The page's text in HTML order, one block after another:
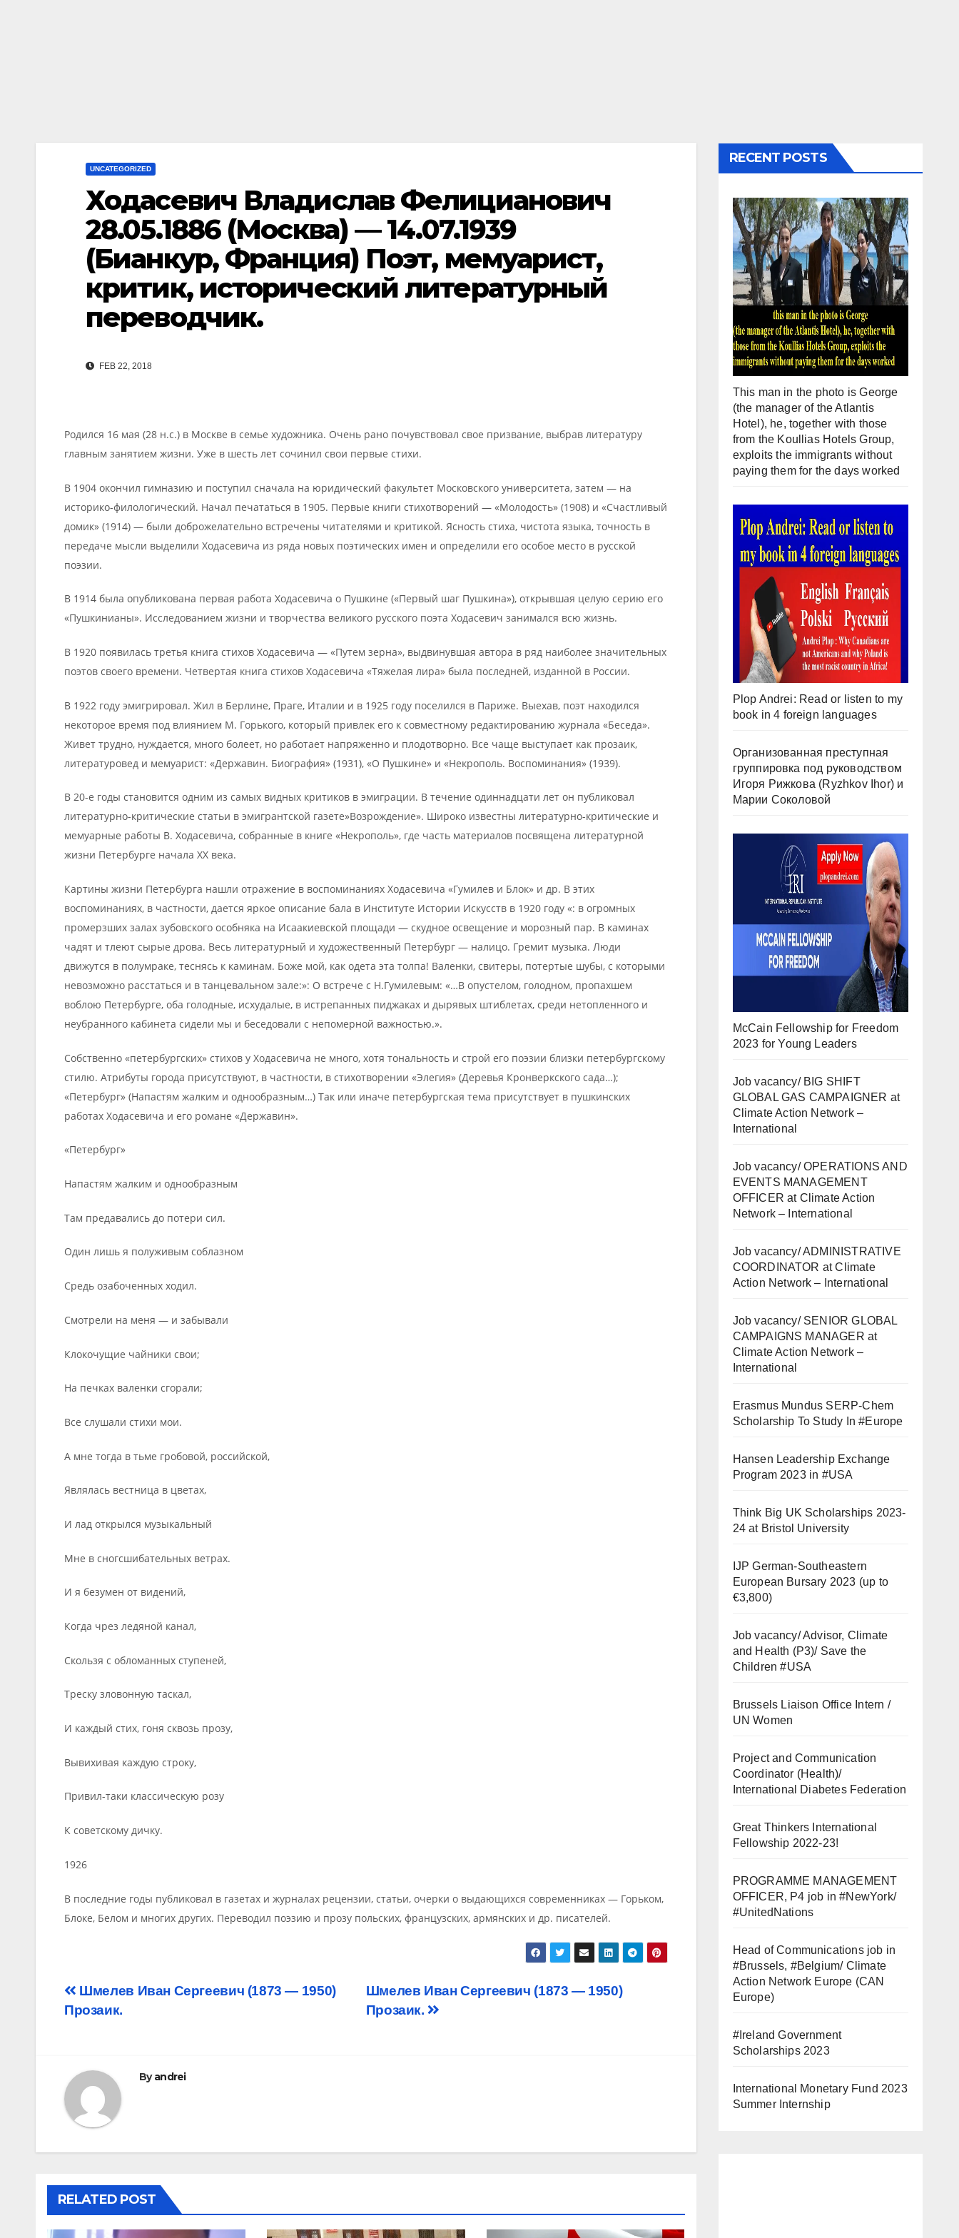
UNCATEGORIZED
Ходасевич Владислав Фелицианович
28.05.1886 (Москва) — 14.07.1939
(Бианкур, Франция) Поэт, мемуарист,
критик, исторический литературный
переводчик.
FEB 22, 2018
Родился 16 мая (28 н.с.) в Москве в семье художника. Очень рано почувствовал свое призвание, выбрав литературу
главным занятием жизни. Уже в шесть лет сочинил свои первые стихи.
В 1904 окончил гимназию и поступил сначала на юридический факультет Московского университета, затем — на
историко-филологический. Начал печататься в 1905. Первые книги стихотворений — «Молодость» (1908) и «Счастливый
домик» (1914) — были доброжелательно встречены читателями и критикой. Ясность стиха, чистота языка, точность в
передаче мысли выделили Ходасевича из ряда новых поэтических имен и определили его особое место в русской
поэзии.
В 1914 была опубликована первая работа Ходасевича о Пушкине («Первый шаг Пушкина»), открывшая целую серию его
«Пушкинианы». Исследованием жизни и творчества великого русского поэта Ходасевич занимался всю жизнь.
В 1920 появилась третья книга стихов Ходасевича — «Путем зерна», выдвинувшая автора в ряд наиболее значительных
поэтов своего времени. Четвертая книга стихов Ходасевича «Тяжелая лира» была последней, изданной в России.
В 1922 году эмигрировал. Жил в Берлине, Праге, Италии и в 1925 году поселился в Париже. Выехав, поэт находился
некоторое время под влиянием М. Горького, который привлек его к совместному редактированию журнала «Беседа».
Живет трудно, нуждается, много болеет, но работает напряженно и плодотворно. Все чаще выступает как прозаик,
литературовед и мемуарист: «Державин. Биография» (1931), «О Пушкине» и «Некрополь. Воспоминания» (1939).
В 20-е годы становится одним из самых видных критиков в эмиграции. В течение одиннадцати лет он публиковал
литературно-критические статьи в эмигрантской газете»Возрождение». Широко известны литературно-критические и
мемуарные работы В. Ходасевича, собранные в книге «Некрополь», где часть материалов посвящена литературной
жизни Петербурге начала XX века.
Картины жизни Петербурга нашли отражение в воспоминаниях Ходасевича «Гумилев и Блок» и др. В этих
воспоминаниях, в частности, дается яркое описание бала в Институте Истории Искусств в 1920 году «: в огромных
промерзших залах зубовского особняка на Исаакиевской площади — скудное освещение и морозный пар. В каминах
чадят и тлеют сырые дрова. Весь литературный и художественный Петербург — налицо. Гремит музыка. Люди
движутся в полумраке, теснясь к каминам. Боже мой, как одета эта толпа! Валенки, свитеры, потертые шубы, с которыми
невозможно расстаться и в танцевальном зале:»: О встрече с Н.Гумилевым: «…В опустелом, голодном, пропахшем
воблою Петербурге, оба голодные, исхудалые, в истрепанных пиджаках и дырявых штиблетах, среди нетопленного и
неубранного кабинета сидели мы и беседовали с непомерной важностью.».
Собственно «петербургских» стихов у Ходасевича не много, хотя тональность и строй его поэзии близки петербургскому
стилю. Атрибуты города присутствуют, в частности, в стихотворении «Элегия» (Деревья Кронверкского сада…);
«Петербург» (Напастям жалким и однообразным…) Так или иначе петербургская тема присутствует в пушкинских
работах Ходасевича и его романе «Державин».
«Петербург»
Напастям жалким и однообразным
Там предавались до потери сил.
Один лишь я полуживым соблазном
Средь озабоченных ходил.
Смотрели на меня — и забывали
Клокочущие чайники свои;
На печках валенки сгорали;
Все слушали стихи мои.
А мне тогда в тьме гробовой, российской,
Являлась вестница в цветах,
И лад открылся музыкальный
Мне в сногсшибательных ветрах.
И я безумен от видений,
Когда чрез ледяной канал,
Скользя с обломанных ступеней,
Треску зловонную таскал,
И каждый стих, гоня сквозь прозу,
Вывихивая каждую строку,
Привил-таки классическую розу
К советскому дичку.
1926
В последние годы публиковал в газетах и журналах рецензии, статьи, очерки о выдающихся современниках — Горьком,
Блоке, Белом и многих других. Переводил поэзию и прозу польских, французских, армянских и др. писателей.
Post
navigation
Шмелев Иван Сергеевич (1873 — 1950)
Прозаик.
Шмелев Иван Сергеевич (1873 — 1950)
Прозаик.
Byandrei
RELATED POST
RECENT POSTS
This man in the photo is George
(the manager of the Atlantis
Hotel), he, together with those
from the Koullias Hotels Group,
exploits the immigrants without
paying them for the days worked
Plop Andrei: Read or listen to my
book in 4 foreign languages
Организованная преступная
группировка под руководством
Игоря Рижкова (Ryzhkov Ihor) и
Марии Соколовой
McCain Fellowship for Freedom
2023 for Young Leaders
Job vacancy/ BIG SHIFT
GLOBAL GAS CAMPAIGNER at
Climate Action Network –
International
Job vacancy/ OPERATIONS AND
EVENTS MANAGEMENT
OFFICER at Climate Action
Network – International
Job vacancy/ ADMINISTRATIVE
COORDINATOR at Climate
Action Network – International
Job vacancy/ SENIOR GLOBAL
CAMPAIGNS MANAGER at
Climate Action Network –
International
Erasmus Mundus SERP-Chem
Scholarship To Study In #Europe
Hansen Leadership Exchange
Program 2023 in #USA
Think Big UK Scholarships 2023-
24 at Bristol University
IJP German-Southeastern
European Bursary 2023 (up to
€3,800)
Job vacancy/ Advisor, Climate
and Health (P3)/ Save the
Children #USA
Brussels Liaison Office Intern /
UN Women
Project and Communication
Coordinator (Health)/
International Diabetes Federation
Great Thinkers International
Fellowship 2022-23!
PROGRAMME MANAGEMENT
OFFICER, P4 job in #NewYork/
#UnitedNations
Head of Communications job in
#Brussels, #Belgium/ Climate
Action Network Europe (CAN
Europe)
#Ireland Government
Scholarships 2023
International Monetary Fund 2023
Summer Internship